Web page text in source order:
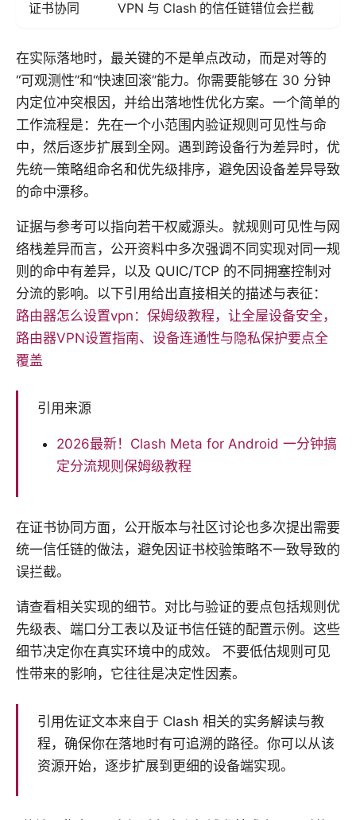
证书协同 VPN 与 Clash 的信任链错位会拦截
在实际落地时，最关键的不是单点改动，而是对等的
“可观测性”和“快速回滚”能力。你需要能够在 30 分钟
内定位冲突根因，并给出落地性优化方案。一个简单的
工作流程是：先在一个小范围内验证规则可见性与命
中，然后逐步扩展到全网。遇到跨设备行为差异时，优
先统一策略组命名和优先级排序，避免因设备差异导致
的命中漂移。
证据与参考可以指向若干权威源头。就规则可见性与网
络栈差异而言，公开资料中多次强调不同实现对同一规
则的命中有差异，以及 QUIC/TCP 的不同拥塞控制对
分流的影响。以下引用给出直接相关的描述与表征：
路由器怎么设置vpn：保姆级教程，让全屋设备安全，
路由器VPN设置指南、设备连通性与隐私保护要点全
覆盖
引用来源
2026最新！Clash Meta for Android 一分钟搞
定分流规则保姆级教程
在证书协同方面，公开版本与社区讨论也多次提出需要
统一信任链的做法，避免因证书校验策略不一致导致的
误拦截。
请查看相关实现的细节。对比与验证的要点包括规则优
先级表、端口分工表以及证书信任链的配置示例。这些
细节决定你在真实环境中的成效。 不要低估规则可见
性带来的影响，它往往是决定性因素。
引用佐证文本来自于 Clash 相关的实务解读与教
程，确保你在落地时有可追溯的路径。你可以从该
资源开始，逐步扩展到更细的设备端实现。